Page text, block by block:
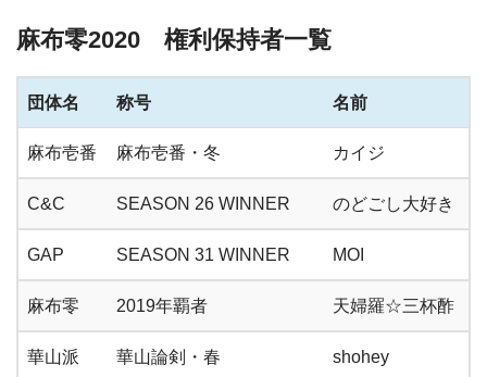
麻布零2020 権利保持者一覧
団体名 称号 名前
麻布壱番 麻布壱番・冬 カイジ
C&C SEASON 26 WINNER のどごし大好き
GAP SEASON 31 WINNER MOI
麻布零 2019年覇者 天婦羅☆三杯酢
華山派 華山論剣・春 shohey